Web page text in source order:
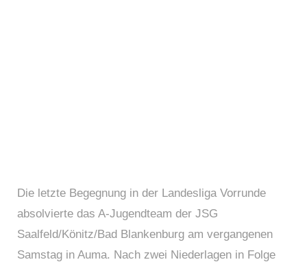
Die letzte Begegnung in der Landesliga Vorrunde
absolvierte das A-Jugendteam der JSG
Saalfeld/Könitz/Bad Blankenburg am vergangenen
Samstag in Auma. Nach zwei Niederlagen in Folge